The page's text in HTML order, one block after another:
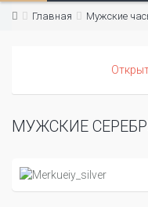
Главная Мужские
МУЖСКИЕ